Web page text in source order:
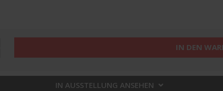
IN DEN
IN AUSSTELLUNG ANSEHEN